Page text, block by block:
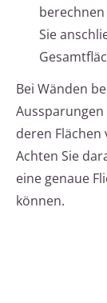
Sie
Bei Wänden
deren Flächen
Achten Sie
eine genaue
können.